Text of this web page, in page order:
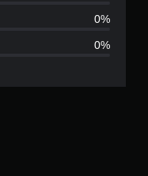
4
5
0%
0%